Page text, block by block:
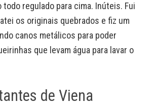
todo regulado para cima. Inúteis. Fui
os originais quebrados e fiz um
canos metálicos para poder
que levam água para lavar o
de Viena